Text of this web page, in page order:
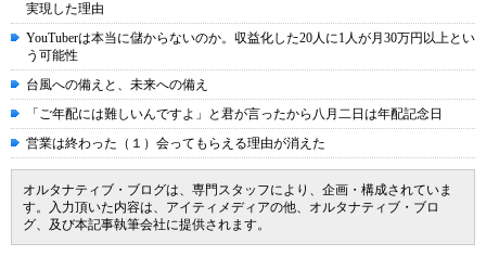
実現した理由
YouTuberは本当に儲からないのか。収益化した20人に1人が月30万円以上とい
う可能性
台風への備えと、未来への備え
「ご年配には難しいんですよ」と君が言ったから八月二日は年配記念日
営業は終わった（１）会ってもらえる理由が消えた
オルタナティブ・ブログは、専門スタッフにより、企画・構成されていま
す。入力頂いた内容は、アイティメディアの他、オルタナティブ・ブロ
グ、及び本記事執筆会社に提供されます。